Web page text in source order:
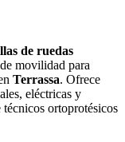
de ruedas
movilidad para
Terrassa. Ofrece
eléctricas y
ortoprotésicos